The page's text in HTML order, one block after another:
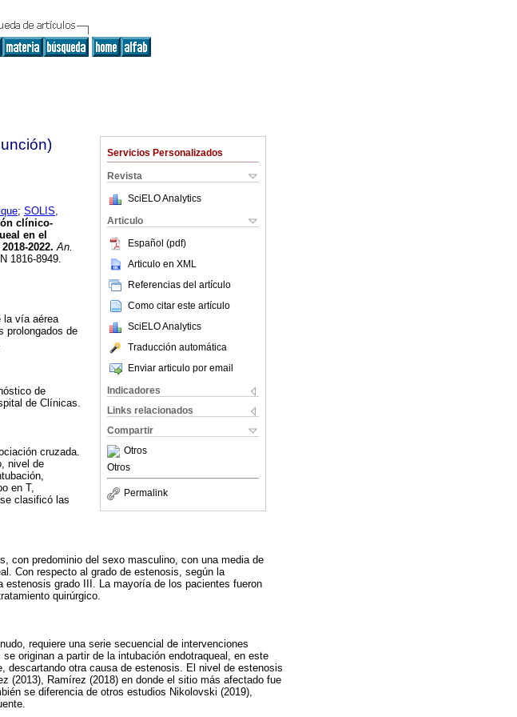
Servicios Personalizados
Revista
SciELO Analytics
Articulo
Español (pdf)
Articulo en XML
Referencias del artículo
Como citar este artículo
SciELO Analytics
Traducción automática
Enviar articulo por email
Indicadores
Links relacionados
Compartir
Otros
Otros
Permalink
; SOLIS,
clínico-
en el
2022. An.
1816-8949.
la vía aérea
prolongados de
de
de Clínicas.
cruzada.
nivel de
en T,
clasificó las
con predominio del sexo masculino, con una media de
Con respecto al grado de estenosis, según la
grado III. La mayoría de los pacientes fueron
quirúrgico.
requiere una serie secuencial de intervenciones
originan a partir de la intubación endotraqueal, en este
descartando otra causa de estenosis. El nivel de estenosis
(2013), Ramírez (2018) en donde el sitio más afectado fue
se diferencia de otros estudios Nikolovski (2019),